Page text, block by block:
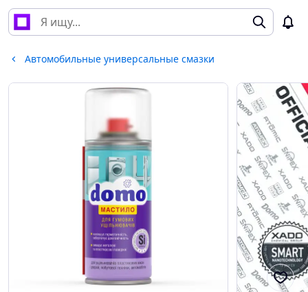
Автомобильные универсальные смазки